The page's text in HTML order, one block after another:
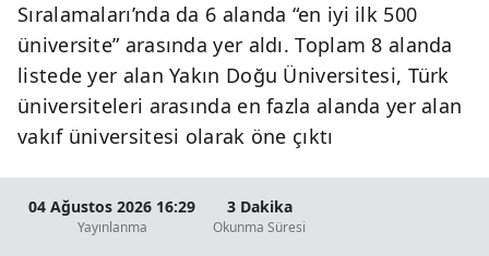
Sıralamaları’nda da 6 alanda “en iyi ilk 500
üniversite” arasında yer aldı. Toplam 8 alanda
listede yer alan Yakın Doğu Üniversitesi, Türk
üniversiteleri arasında en fazla alanda yer alan
vakıf üniversitesi olarak öne çıktı
04 Ağustos 2026 16:29
Yayınlanma
3 Dakika
Okunma Süresi